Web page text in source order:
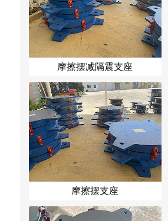
摩擦摆减隔震支座
摩擦摆支座